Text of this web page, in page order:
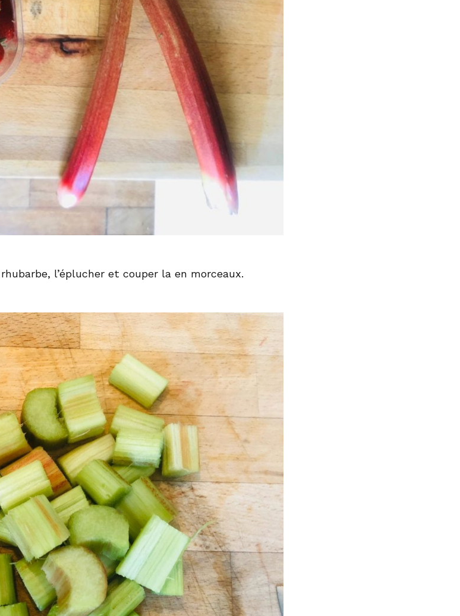
l’éplucher et couper la en morceaux.